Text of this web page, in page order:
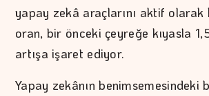
yapay zekâ araçlarını aktif olarak
oran, bir önceki çeyreğe kıyasla
artışa işaret ediyor.
Yapay zekânın benimsemesindeki